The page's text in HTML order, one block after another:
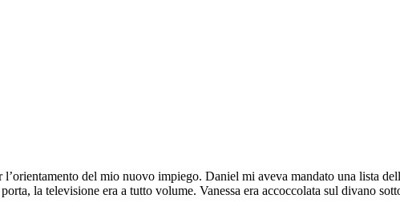
del mio nuovo impiego. Daniel mi aveva mandato una lista
la televisione era a tutto volume. Vanessa era accoccolata sul divano